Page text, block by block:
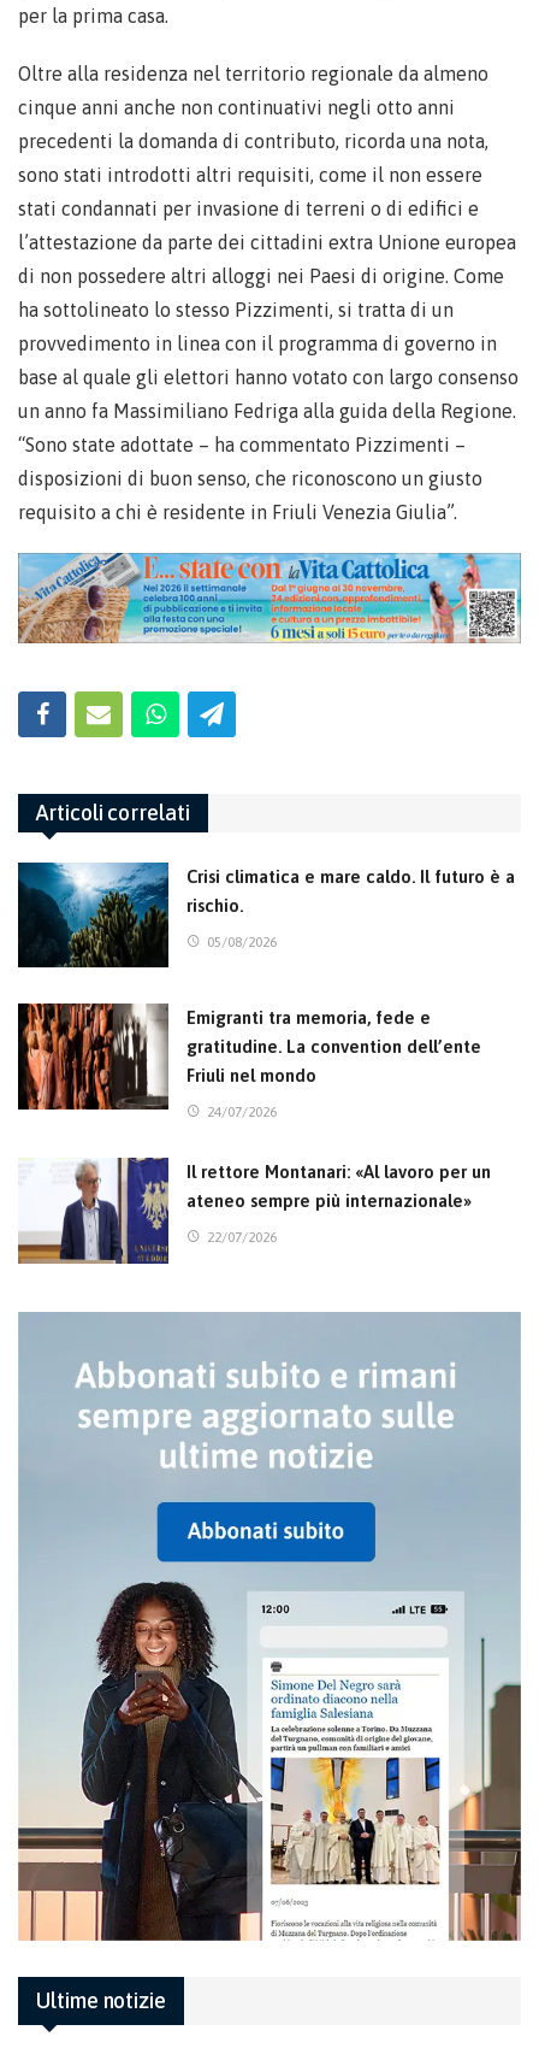
per la prima casa.
Oltre alla residenza nel territorio regionale da almeno
cinque anni anche non continuativi negli otto anni
precedenti la domanda di contributo, ricorda una nota,
sono stati introdotti altri requisiti, come il non essere
stati condannati per invasione di terreni o di edifici e
l’attestazione da parte dei cittadini extra Unione europea
di non possedere altri alloggi nei Paesi di origine. Come
ha sottolineato lo stesso Pizzimenti, si tratta di un
provvedimento in linea con il programma di governo in
base al quale gli elettori hanno votato con largo consenso
un anno fa Massimiliano Fedriga alla guida della Regione.
“Sono state adottate – ha commentato Pizzimenti –
disposizioni di buon senso, che riconoscono un giusto
requisito a chi è residente in Friuli Venezia Giulia”.
Articoli correlati
Crisi climatica e mare caldo. Il futuro è a
rischio.
05/08/2026
Emigranti tra memoria, fede e
gratitudine. La convention dell’ente
Friuli nel mondo
24/07/2026
Il rettore Montanari: «Al lavoro per un
ateneo sempre più internazionale»
22/07/2026
Ultime notizie